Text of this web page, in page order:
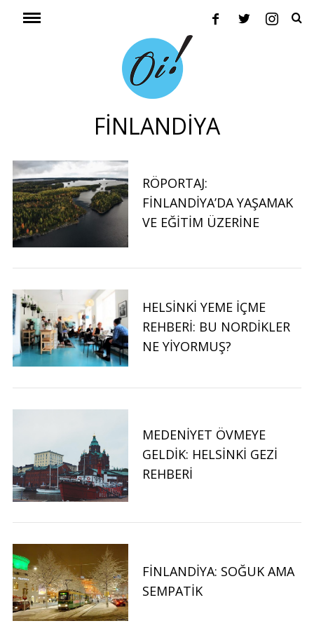
FİNLANDİYA
RÖPORTAJ:
FINLANDIYA’DA YAŞAMAK
VE EĞITIM ÜZERINE
HELSINKI YEME İÇME
REHBERI: BU NORDIKLER
NE YIYORMUŞ?
MEDENIYET ÖVMEYE
GELDIK: HELSINKI GEZI
REHBERI
FINLANDIYA: SOĞUK AMA
SEMPATIK